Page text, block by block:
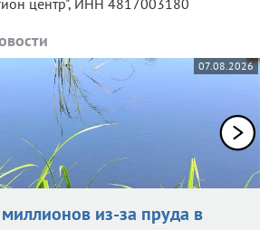
07.08.2026
из-за пруда в